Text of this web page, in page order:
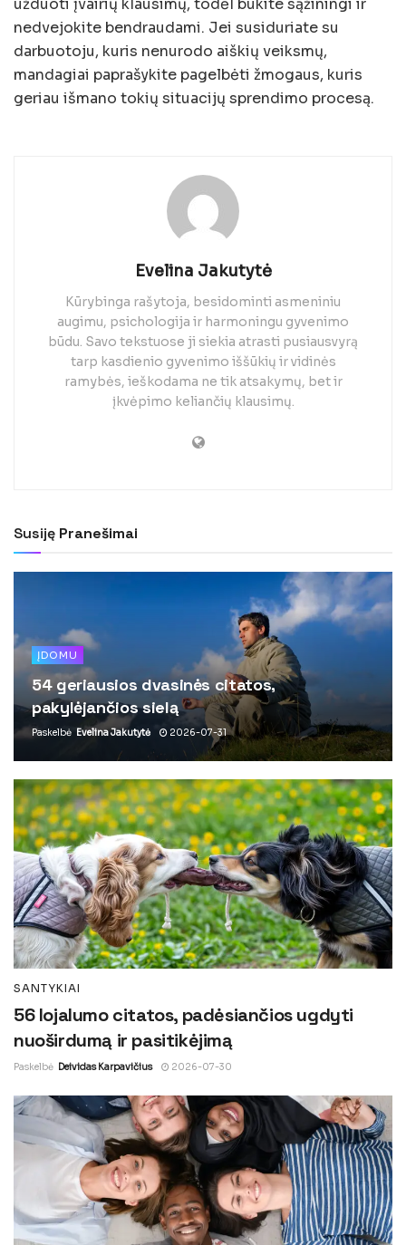
užduoti įvairių klausimų, todėl būkite sąžiningi ir
nedvejokite bendraudami. Jei susiduriate su
darbuotoju, kuris nenurodo aiškių veiksmų,
mandagiai paprašykite pagelbėti žmogaus, kuris
geriau išmano tokių situacijų sprendimo procesą.
Evelina Jakutytė
Kūrybinga rašytoja, besidominti asmeniniu
augimu, psichologija ir harmoningu gyvenimo
būdu. Savo tekstuose ji siekia atrasti pusiausvyrą
tarp kasdienio gyvenimo iššūkių ir vidinės
ramybės, ieškodama ne tik atsakymų, bet ir
įkvėpimo keliančių klausimų.
Susiję Pranešimai
ĮDOMU
54 geriausios dvasinės citatos,
pakylėjančios sielą
Paskelbė Evelina Jakutytė 2026-07-31
SANTYKIAI
56 lojalumo citatos, padėsiančios ugdyti
nuoširdumą ir pasitikėjimą
Paskelbė Deividas Karpavičius 2026-07-30